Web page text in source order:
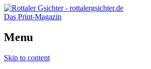
Das Print-Magazin
Menu
Skip to content